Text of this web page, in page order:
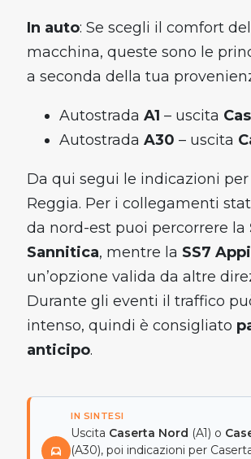
In auto: Se scegli il comfort
macchina, queste sono le
a seconda della tua
Autostrada A1 – uscita
Autostrada A30 – uscita
Da qui segui le indicazioni per
Reggia. Per i collegamenti
da nord-est puoi percorrere la
Sannitica, mentre la SS7
un’opzione valida da altre
Durante gli eventi il traffico
intenso, quindi è consigliato
anticipo.
IN SINTESI
Uscita Caserta Nord (A1) o
(A30), poi indicazioni per